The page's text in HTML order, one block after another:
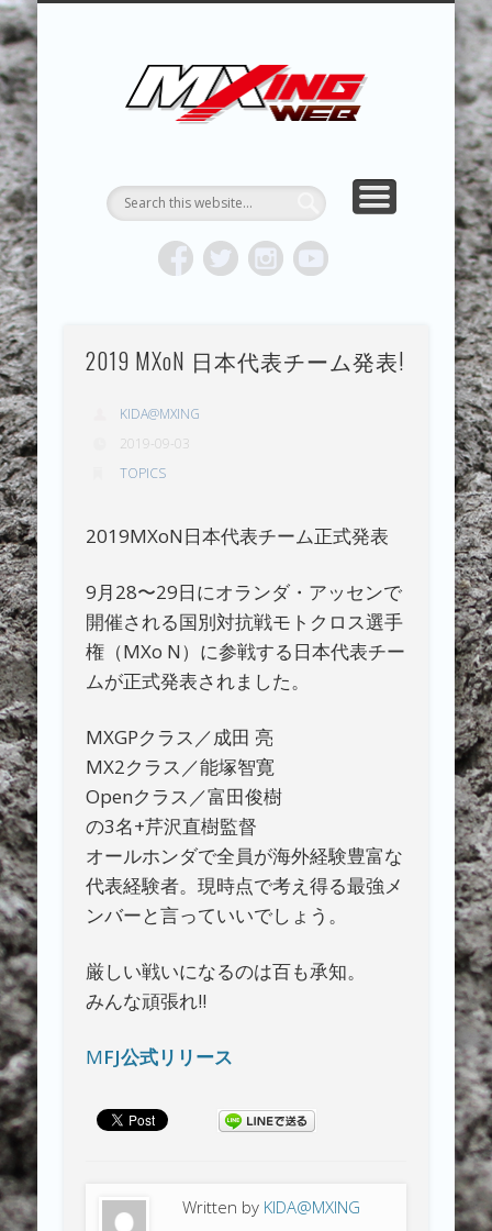
トク
HOME
TOPICS
ABOUT MX
RESULTS
REPORT
MXING & MXING＋PLUS
HYPER MXING
CONTACT
2019 MXoN 日本代表チーム発表!
KIDA@MXING
2019-09-03
TOPICS
2019MXoN日本代表チーム正式発表
9月28〜29日にオランダ・アッセンで
開催される国別対抗戦モトクロス選手
権（MXo N）に参戦する日本代表チー
ムが正式発表されました。
MXGPクラス／成田 亮
MX2クラス／能塚智寛
Openクラス／富田俊樹
の3名+芹沢直樹監督
オールホンダで全員が海外経験豊富な
代表経験者。現時点で考え得る最強メ
ンバーと言っていいでしょう。
厳しい戦いになるのは百も承知。
みんな頑張れ‼︎
MFJ公式リリース
Written by KIDA@MXING